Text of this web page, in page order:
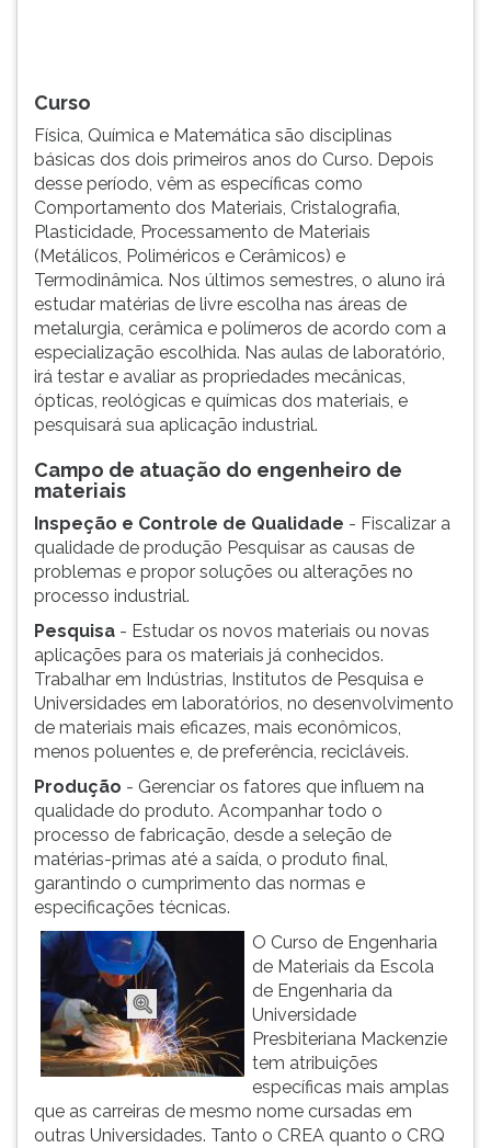
pausar
leitura
pressione
(primeira
tecla
esquerda
para
continuar
(primeira
tecla
direita
menu
principal
pressione
tecla
depois
Pressione
instrução
novamente.
Curso
Física, Química e Matemática são disciplinas
básicas dos dois primeiros anos do Curso. Depois
desse período, vêm as específicas como
Comportamento dos Materiais, Cristalografia,
Plasticidade, Processamento de Materiais
(Metálicos, Poliméricos e Cerâmicos) e
Termodinâmica. Nos últimos semestres, o aluno irá
estudar matérias de livre escolha nas áreas de
metalurgia, cerâmica e polímeros de acordo com a
especialização escolhida. Nas aulas de laboratório,
irá testar e avaliar as propriedades mecânicas,
ópticas, reológicas e químicas dos materiais, e
pesquisará sua aplicação industrial.
Campo de atuação do engenheiro de
materiais
Inspeção e Controle de Qualidade - Fiscalizar a
qualidade de produção Pesquisar as causas de
problemas e propor soluções ou alterações no
processo industrial.
Pesquisa - Estudar os novos materiais ou novas
aplicações para os materiais já conhecidos.
Trabalhar em Indústrias, Institutos de Pesquisa e
Universidades em laboratórios, no desenvolvimento
de materiais mais eficazes, mais econômicos,
menos poluentes e, de preferência, recicláveis.
Produção - Gerenciar os fatores que influem na
qualidade do produto. Acompanhar todo o
processo de fabricação, desde a seleção de
matérias-primas até a saída, o produto final,
garantindo o cumprimento das normas e
especificações técnicas.
O Curso de Engenharia
de Materiais da Escola
de Engenharia da
Universidade
Presbiteriana Mackenzie
tem atribuições
específicas mais amplas
que as carreiras de mesmo nome cursadas em
outras Universidades. Tanto o CREA quanto o CRQ